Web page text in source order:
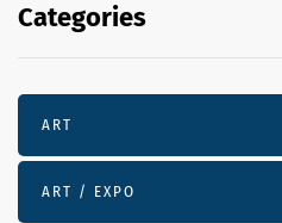
Categories
ART
ART / EXPO